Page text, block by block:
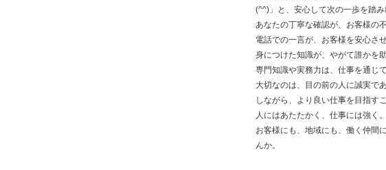
(^^)」と、安心して次の一歩を踏み
あなたの丁寧な確認が、お客様の
電話での一言が、お客様を安心させ
身につけた知識が、やがて誰かを
専門知識や実務力は、仕事を通じ
大切なのは、目の前の人に誠実で
しながら、より良い仕事を目指すこ
人にはあたたかく、仕事には強く。
お客様にも、地域にも、働く仲間
んか。